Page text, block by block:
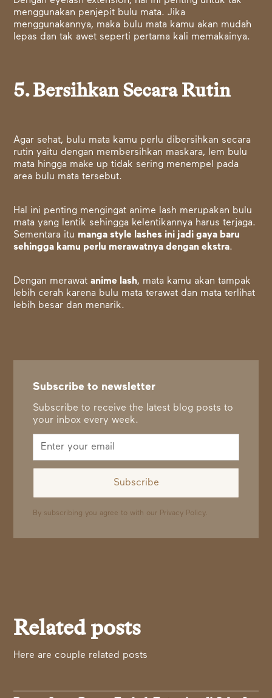
menggunakan penjepit bulu mata. Jika
menggunakannya, maka bulu mata kamu akan mudah
lepas dan tak awet seperti pertama kali memakainya.
5. Bersihkan Secara Rutin
Agar sehat, bulu mata kamu perlu dibersihkan secara
rutin yaitu dengan membersihkan maskara, lem bulu
mata hingga make up tidak sering menempel pada
area bulu mata tersebut.
Hal ini penting mengingat anime lash merupakan bulu
mata yang lentik sehingga kelentikannya harus terjaga.
Sementara itu manga style lashes ini jadi gaya baru
sehingga kamu perlu merawatnya dengan ekstra.
Dengan merawatanime lash, mata kamu akan tampak
lebih cerah karena bulu mata terawat dan mata terlihat
lebih besar dan menarik.
Subscribe to newsletter
Subscribe to receive the latest blog posts to
your inbox every week.
By subscribing you agree to with our Privacy Policy.
Related posts
Here are couple related posts